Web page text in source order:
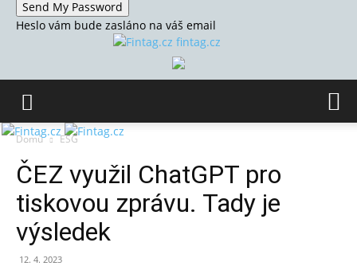
Heslo vám bude zasláno na váš email
fintag.cz
Domů ESG
ČEZ využil ChatGPT pro
tiskovou zprávu. Tady je
výsledek
12. 4. 2023